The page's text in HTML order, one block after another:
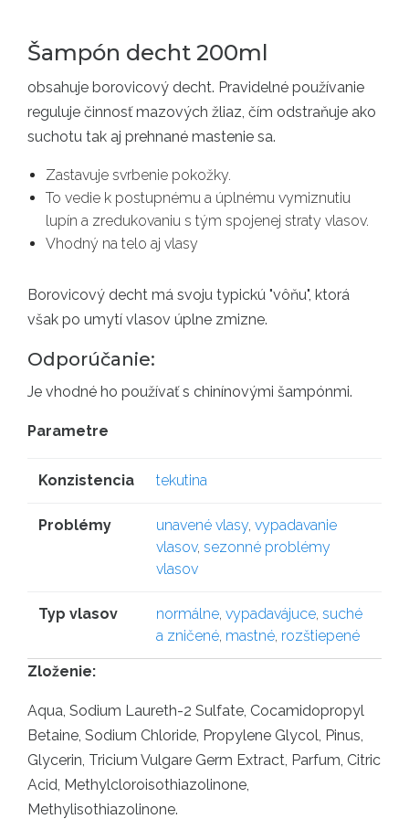
Šampón decht 200ml
obsahuje borovicový decht. Pravidelné používanie
reguluje činnosť mazových žliaz, čím odstraňuje ako
suchotu tak aj prehnané mastenie sa.
Zastavuje svrbenie pokožky.
To vedie k postupnému a úplnému vymiznutiu
lupín a zredukovaniu s tým spojenej straty vlasov.
Vhodný na telo aj vlasy
Borovicový decht má svoju typickú "vôňu", ktorá
však po umytí vlasov úplne zmizne.
Odporúčanie:
Je vhodné ho používať s chinínovými šampónmi.
Parametre
Konzistencia tekutina
Problémy unavené vlasy, vypadavanie
vlasov, sezonné problémy
vlasov
Typ vlasov normálne, vypadavájuce, suché
a zničené, mastné, rozštiepené
Zloženie:
Aqua, Sodium Laureth-2 Sulfate, Cocamidopropyl
Betaine, Sodium Chloride, Propylene Glycol, Pinus,
Glycerin, Tricium Vulgare Germ Extract, Parfum, Citric
Acid, Methylcloroisothiazolinone,
Methylisothiazolinone.